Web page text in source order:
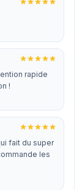
rapide
!
fait du super
les